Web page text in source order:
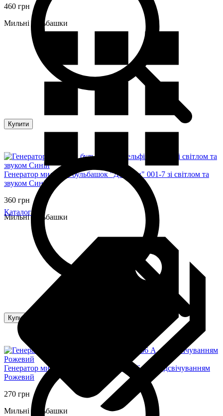
460 грн
Мильні бульбашки
Генератор мильних бульбашок "Дельфін" 001-7 зі світлом та
звуком Синій
360 грн
Мильні бульбашки
Купити
Генератор мильних бульбашок 3939-136 A, з підсвічуванням
Рожевий
270 грн
Мильні бульбашки
Купити
Каталог